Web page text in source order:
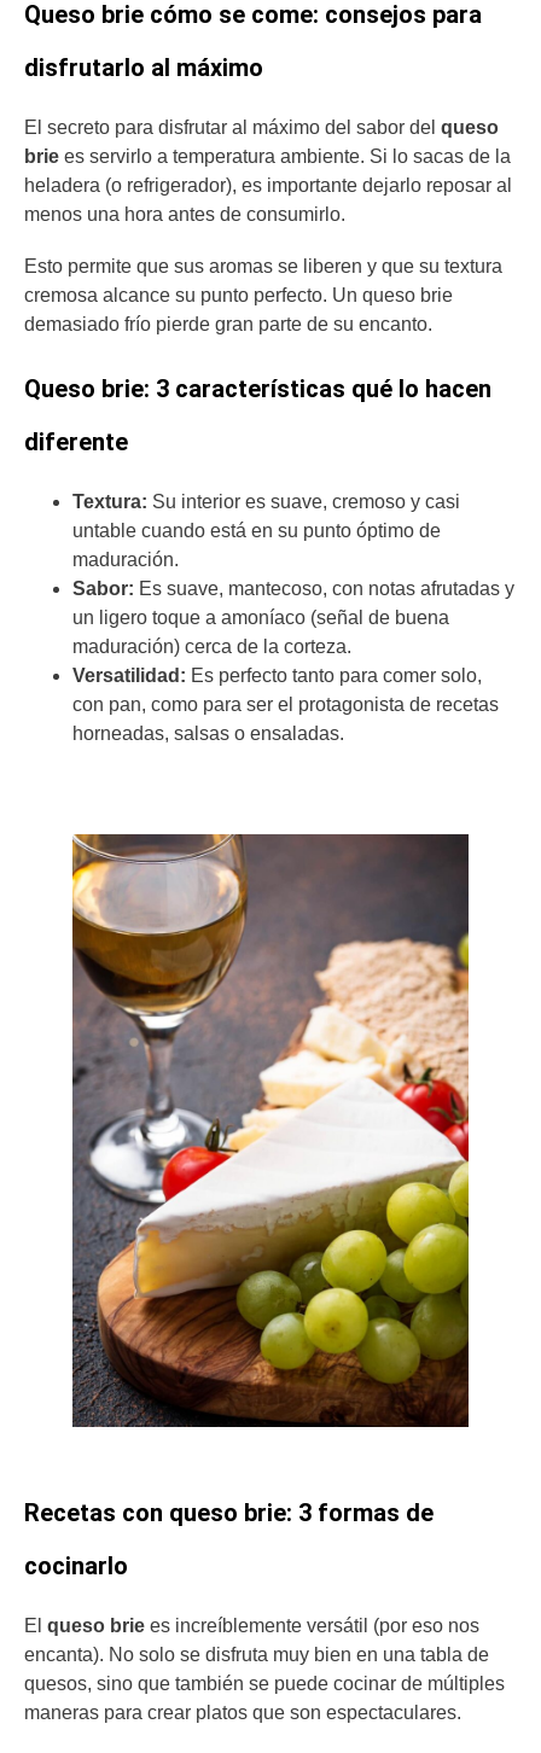
Queso brie cómo se come: consejos para
disfrutarlo al máximo
El secreto para disfrutar al máximo del sabor del queso
brie es servirlo a temperatura ambiente. Si lo sacas de la
heladera (o refrigerador), es importante dejarlo reposar al
menos una hora antes de consumirlo.
Esto permite que sus aromas se liberen y que su textura
cremosa alcance su punto perfecto. Un queso brie
demasiado frío pierde gran parte de su encanto.
Queso brie: 3 características qué lo hacen
diferente
Textura: Su interior es suave, cremoso y casi
untable cuando está en su punto óptimo de
maduración.
Sabor: Es suave, mantecoso, con notas afrutadas y
un ligero toque a amoníaco (señal de buena
maduración) cerca de la corteza.
Versatilidad: Es perfecto tanto para comer solo,
con pan, como para ser el protagonista de recetas
horneadas, salsas o ensaladas.
Recetas con queso brie: 3 formas de
cocinarlo
El queso brie es increíblemente versátil (por eso nos
encanta). No solo se disfruta muy bien en una tabla de
quesos, sino que también se puede cocinar de múltiples
maneras para crear platos que son espectaculares.